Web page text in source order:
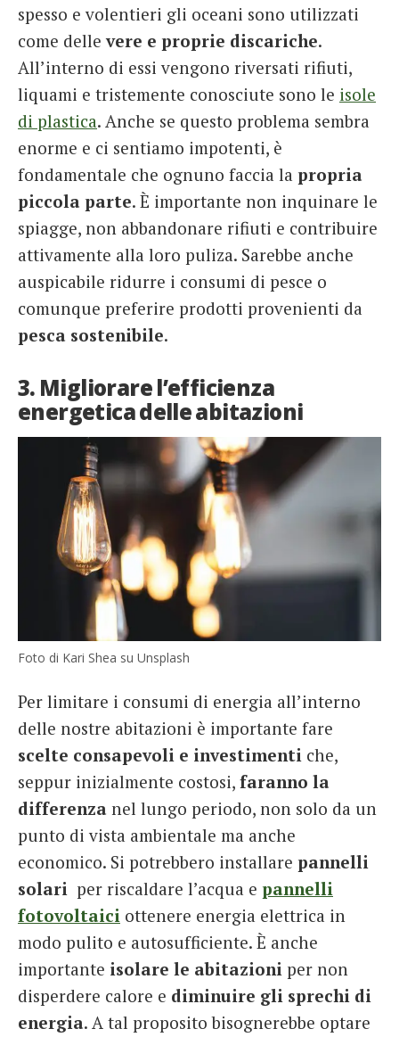
spesso e volentieri gli oceani sono utilizzati
come dellevere e proprie discariche.
All’interno di essi vengono riversati rifiuti,
liquami e tristemente conosciute sono le isole
di plastica. Anche se questo problema sembra
enorme e ci sentiamo impotenti, è
fondamentale che ognuno faccia la propria
piccola parte. È importante non inquinare le
spiagge, non abbandonare rifiuti e contribuire
attivamente alla loro puliza. Sarebbe anche
auspicabile ridurre i consumi di pesce o
comunque preferire prodotti provenienti da
pesca sostenibile.
3. Migliorare l’efficienza
energetica delle abitazioni
Foto di Kari Shea su Unsplash
Per limitare i consumi di energia all’interno
delle nostre abitazioni è importante fare
scelte consapevoli e investimenti che,
seppur inizialmente costosi, faranno la
differenza nel lungo periodo, non solo da un
punto di vista ambientale ma anche
economico. Si potrebbero installare pannelli
solari per riscaldare l’acqua e pannelli
fotovoltaici ottenere energia elettrica in
modo pulito e autosufficiente. È anche
importante isolare le abitazioni per non
disperdere calore e diminuire gli sprechi di
energia. A tal proposito bisognerebbe optare